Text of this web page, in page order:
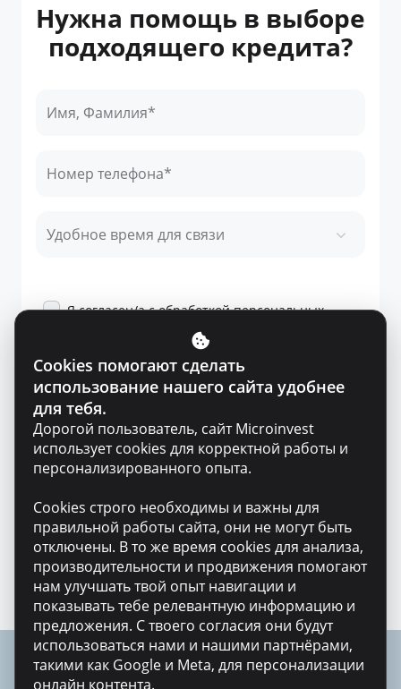
Нужна помощь в выборе
подходящего кредита?
Имя, Фамилия*
Номер телефона*
Удобное время для связи
Я согласен/а с обработкой персональных
политикой конфиденциальности
Microinvest гарантирует конфиденциальность и
безопасность твоих персональных данных
Cookies помогают сделать
использование нашего сайта удобнее
для тебя.
Дорогой пользователь, сайт Microinvest
использует cookies для корректной работы и
персонализированного опыта.
Cookies строго необходимы и важны для
правильной работы сайта, они не могут быть
отключены. В то же время cookies для анализа,
производительности и продвижения помогают
нам улучшать твой опыт навигации и
показывать тебе релевантную информацию и
предложения. С твоего согласия они будут
использоваться нами и нашими партнёрами,
такими как Google и Meta, для персонализации
онлайн контента.